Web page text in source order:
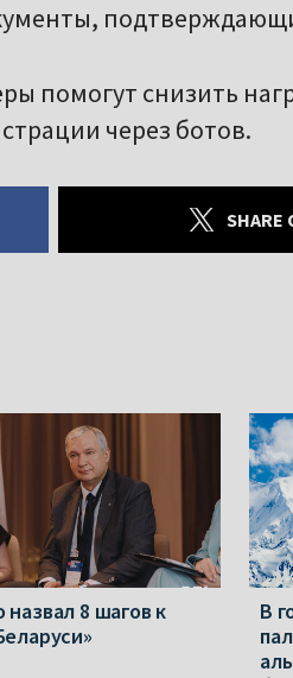
помогут снизить
через ботов.
SHARE
8 шагов к
В